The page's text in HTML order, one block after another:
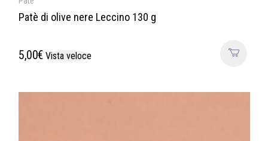
Patè di olive nere Leccino 130 g
5,00€ Vista veloce